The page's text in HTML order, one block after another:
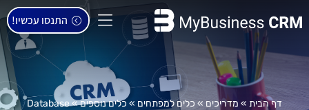
התנסו עכשיו!
דף הבית » מדריכים » כלים למפתחים » כלים נוספים»
Database